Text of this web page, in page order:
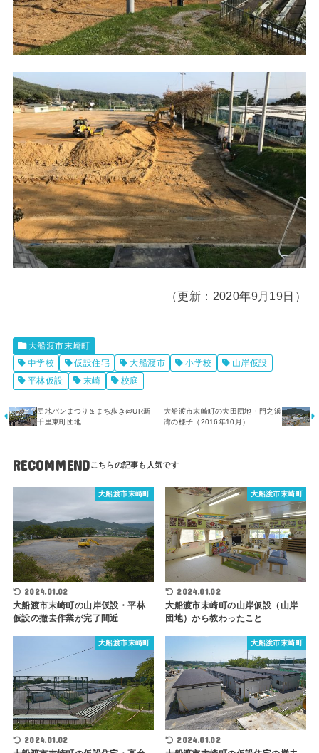
（更新：2020年9月19日）
大船渡市末崎町
中学校
仮設住宅 大船渡市 小学校
山岸仮設
平林仮設
末崎 校庭
団地パンまつり＆まち歩き@UR新
千里東町団地
大船渡市末崎町の大田団地・門之浜
湾の様子（2016年10月）
RECOMMEND
大船渡市末崎町
2024.01.02
大船渡市末崎町の山岸仮設・平林
仮設の撤去作業が完了間近
大船渡市末崎町
2024.01.02
大船渡市末崎町の山岸仮設（山岸
団地）から教わったこと
大船渡市末崎町
2024.01.02
大船渡市末崎町
2024.01.02